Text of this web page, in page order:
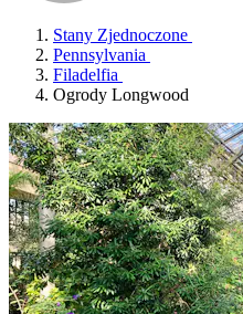
Stany Zjednoczone
Pennsylvania
Filadelfia
Ogrody Longwood